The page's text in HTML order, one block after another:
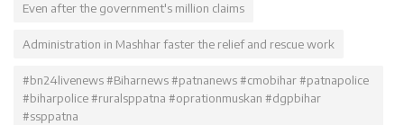
Even after the government's million claims
Administration in Mashhar faster the relief and rescue work
#bn24livenews #Biharnews #patnanews #cmobihar #patnapolice
#biharpolice #ruralsppatna #oprationmuskan #dgpbihar
#ssppatna